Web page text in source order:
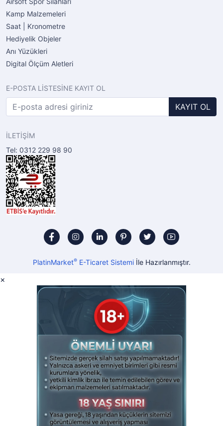
Kamp Malzemeleri
Saat | Kronometre
Hediyelik Objeler
Anı Yüzükleri
Digital Ölçüm Aletleri
E-POSTA LİSTESİNE KAYIT OL
KAYIT OL
İLETİŞİM
Tel: 0312 229 98 90
PlatinMarket®E-Ticaret Sistemiİle Hazırlanmıştır.
×